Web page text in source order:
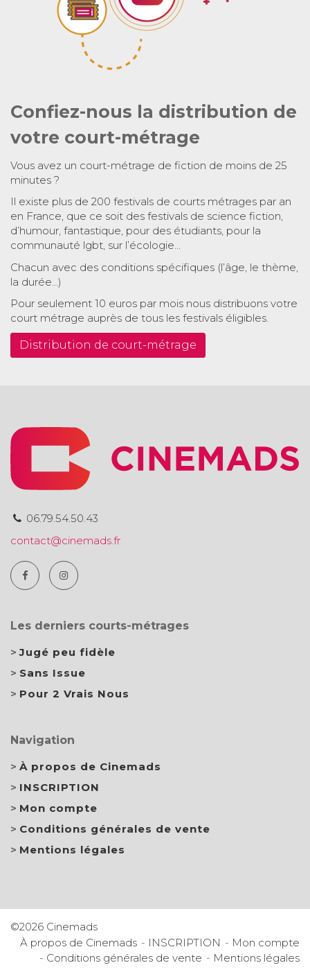
Confiez-nous la distribution de
votre court-métrage
Vous avez un court-métrage de fiction de moins de 25
minutes ?
Il existe plus de 200 festivals de courts métrages par an
en France, que ce soit des festivals de science fiction,
d’humour, fantastique, pour des étudiants, pour la
communauté lgbt, sur l’écologie…
Chacun avec des conditions spécifiques (l’âge, le thème,
la durée…)
Pour seulement 10 euros par mois nous distribuons votre
court métrage auprès de tous les festivals éligibles.
Distribution de court-métrage
06.79.54.50.43
contact@cinemads.fr
Les derniers courts-métrages
Jugé peu fidèle
Sans Issue
Pour 2 Vrais Nous
Navigation
À propos de Cinemads
INSCRIPTION
Mon compte
Conditions générales de vente
Mentions légales
©2026 Cinemads
À propos de Cinemads
INSCRIPTION
Mon compte
Conditions générales de vente
Mentions légales